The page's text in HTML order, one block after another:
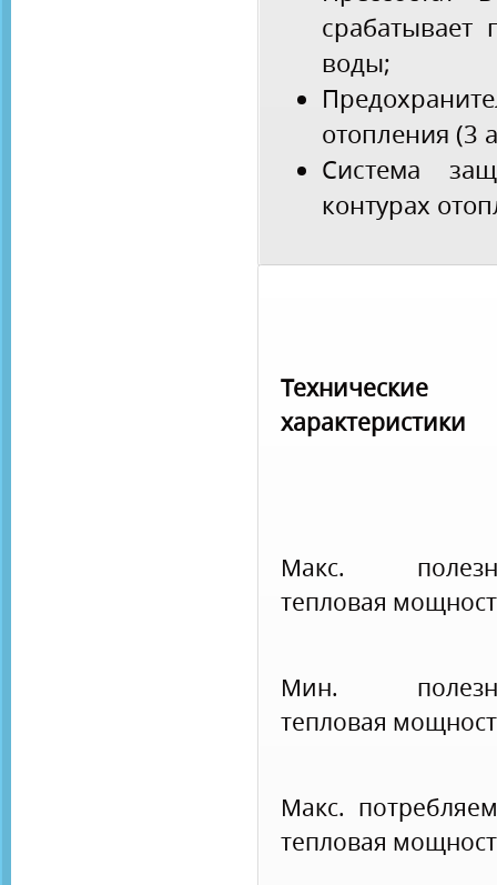
срабатывает
воды;
отопления (3
Система
контурах
Технические
характеристики
Макс.
тепловая
Мин.
тепловая
Макс.
тепловая